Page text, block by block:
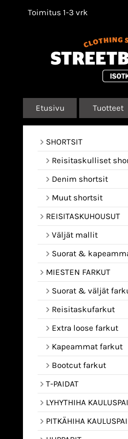
Toimitus 1-3 vrk
Etusivu Tuotteet
SHORTSIT
Reisitaskulliset
Denim shortsit
Muut shortsit
REISITASKUHOUSUT
Väljät mallit
Suorat & kapeammat
MIESTEN FARKUT
Suorat & väljät
Reisitaskufarkut
Extra loose farkut
Kapeammat farkut
Bootcut farkut
T-PAIDAT
LYHYTHIHA
PITKÄHIHA